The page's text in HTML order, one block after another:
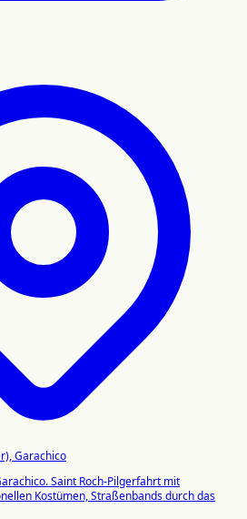
Garachico
Saint Roch-Pilgerfahrt mit
Kostümen, Straßenbands durch das